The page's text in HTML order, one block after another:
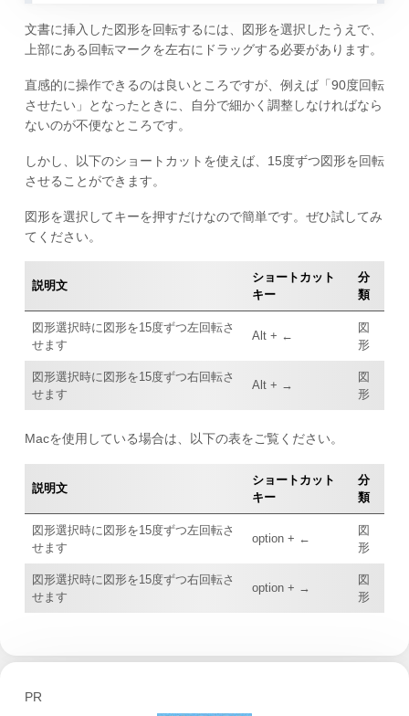
文書に挿入した図形を回転するには、図形を選択したうえで、
上部にある回転マークを左右にドラッグする必要があります。
直感的に操作できるのは良いところですが、例えば「90度回転
させたい」となったときに、自分で細かく調整しなければなら
ないのが不便なところです。
しかし、以下のショートカットを使えば、15度ずつ図形を回転
させることができます。
図形を選択してキーを押すだけなので簡単です。ぜひ試してみ
てください。
説明文
ショートカット
キー
分
類
図形選択時に図形を15度ずつ左回転さ
せます
Alt + ←
図
形
図形選択時に図形を15度ずつ右回転さ
せます
Alt + →
図
形
Macを使用している場合は、以下の表をご覧ください。
説明文
ショートカット
キー
分
類
図形選択時に図形を15度ずつ左回転さ
せます
option + ←
図
形
図形選択時に図形を15度ずつ右回転さ
せます
option + →
図
形
PR